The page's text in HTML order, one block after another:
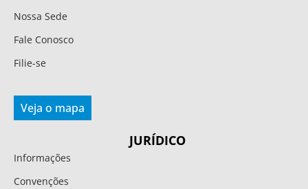
Nossa Sede
Fale Conosco
Filie-se
Veja o mapa
JURÍDICO
Informações
Convenções